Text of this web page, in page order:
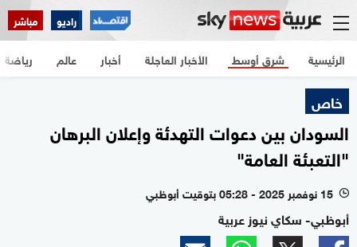
راديو مباشر
الرئيسية الأخبار العاجلة أخبار شرق أوسط عالم رياضة
خاص
السودان بين دعوات التهدئة وإعلان البرهان
"التعبئة العامة"
l 15 نوفمبر 2025 - 05:28 بتوقيت أبوظبي
أبوظبي- سكاي نيوز عربية